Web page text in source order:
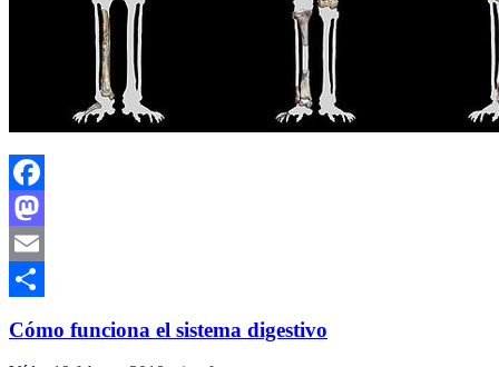
Facebook
Mastodon
Email
Cómo funciona el sistema digestivo